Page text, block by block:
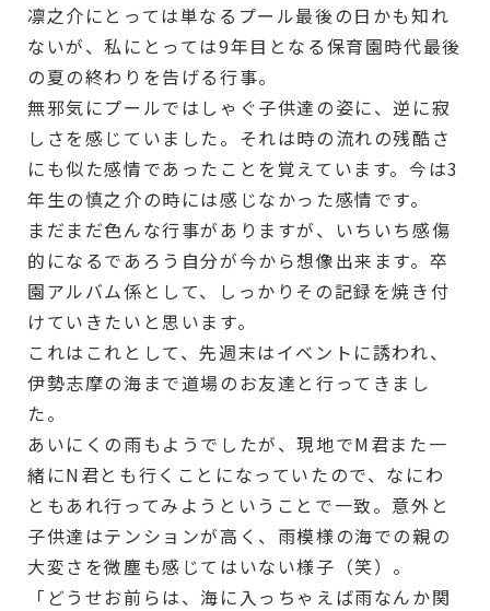
凛之介にとっては単なるプール最後の日かも知れ
ないが、私にとっては9年目となる保育園時代最後
の夏の終わりを告げる行事。
無邪気にプールではしゃぐ子供達の姿に、逆に寂
しさを感じていました。それは時の流れの残酷さ
にも似た感情であったことを覚えています。今は3
年生の慎之介の時には感じなかった感情です。
まだまだ色んな行事がありますが、いちいち感傷
的になるであろう自分が今から想像出来ます。卒
園アルバム係として、しっかりその記録を焼き付
けていきたいと思います。
これはこれとして、先週末はイベントに誘われ、
伊勢志摩の海まで道場のお友達と行ってきまし
た。
あいにくの雨もようでしたが、現地でM君また一
緒にN君とも行くことになっていたので、なにわ
ともあれ行ってみようということで一致。意外と
子供達はテンションが高く、雨模様の海での親の
大変さを微塵も感じてはいない様子（笑）。
「どうせお前らは、海に入っちゃえば雨なんか関